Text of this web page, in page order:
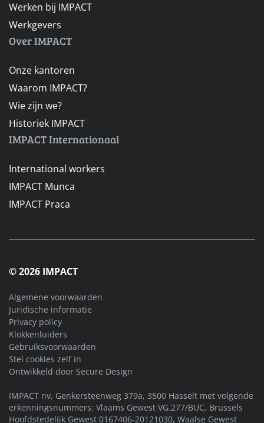
Werken bij IMPACT
Werkgevers
Over IMPACT
Onze kantoren
Waarom IMPACT?
Wie zijn we?
Historiek IMPACT
IMPACT Internationaal
International workers
IMPACT Munca
IMPACT Praca
© 2026 IMPACT
Algemene voorwaarden
Juridische informatie
Privacy policy
Klokkenluiders
Gebruiksvoorwaarden
Stel cookies zelf in
Ontwikkeld door Secure Design
IMPACT nv, Genkersteenweg 379a, 3500 Hasselt met volgende
erkenningsnummers: Vlaams Gewest VG.277/BUC, Brussels
Hoofdstedelijk Gewest 0167406-20121030, Waalse Gewest